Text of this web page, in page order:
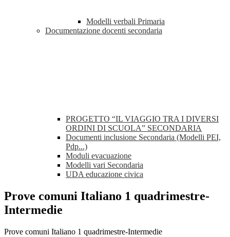
Modelli verbali Primaria
Documentazione docenti secondaria
PROGETTO “IL VIAGGIO TRA I DIVERSI
ORDINI DI SCUOLA” SECONDARIA
Documenti inclusione Secondaria (Modelli PEI,
Pdp...)
Moduli evacuazione
Modelli vari Secondaria
UDA educazione civica
Prove comuni Italiano 1 quadrimestre-
Intermedie
Prove comuni Italiano 1 quadrimestre-Intermedie